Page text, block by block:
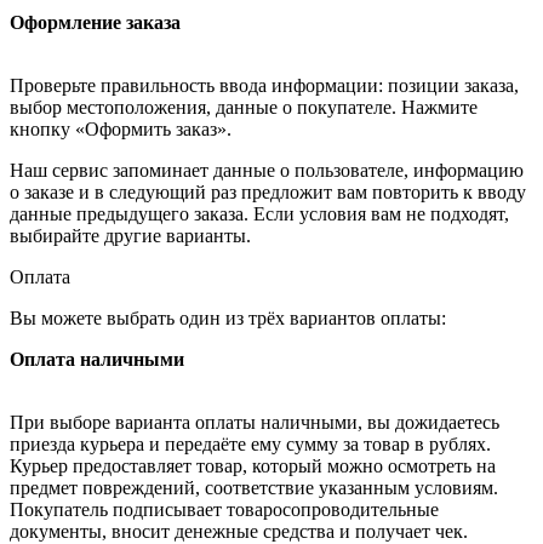
Оформление заказа
Проверьте правильность ввода информации: позиции заказа,
выбор местоположения, данные о покупателе. Нажмите
кнопку «Оформить заказ».
Наш сервис запоминает данные о пользователе, информацию
о заказе и в следующий раз предложит вам повторить к вводу
данные предыдущего заказа. Если условия вам не подходят,
выбирайте другие варианты.
Оплата
Вы можете выбрать один из трёх вариантов оплаты:
Оплата наличными
При выборе варианта оплаты наличными, вы дожидаетесь
приезда курьера и передаёте ему сумму за товар в рублях.
Курьер предоставляет товар, который можно осмотреть на
предмет повреждений, соответствие указанным условиям.
Покупатель подписывает товаросопроводительные
документы, вносит денежные средства и получает чек.